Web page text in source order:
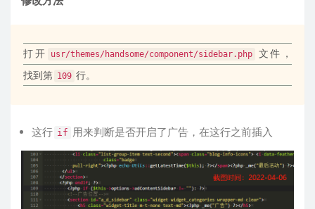
打开 usr/themes/handsome/component/sidebar.php
文件，
找到第 109 行。
这行 if 用来判断是否开启了广告，在这行之前插入